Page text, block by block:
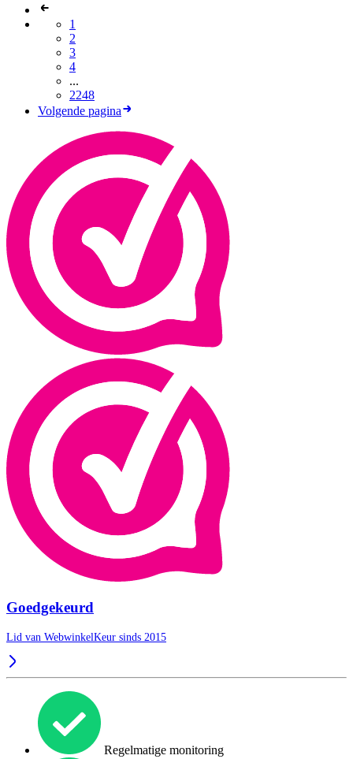
1
2
3
4
...
2248
Volgende pagina
Goedgekeurd
Lid van WebwinkelKeur sinds 2015
Regelmatige monitoring